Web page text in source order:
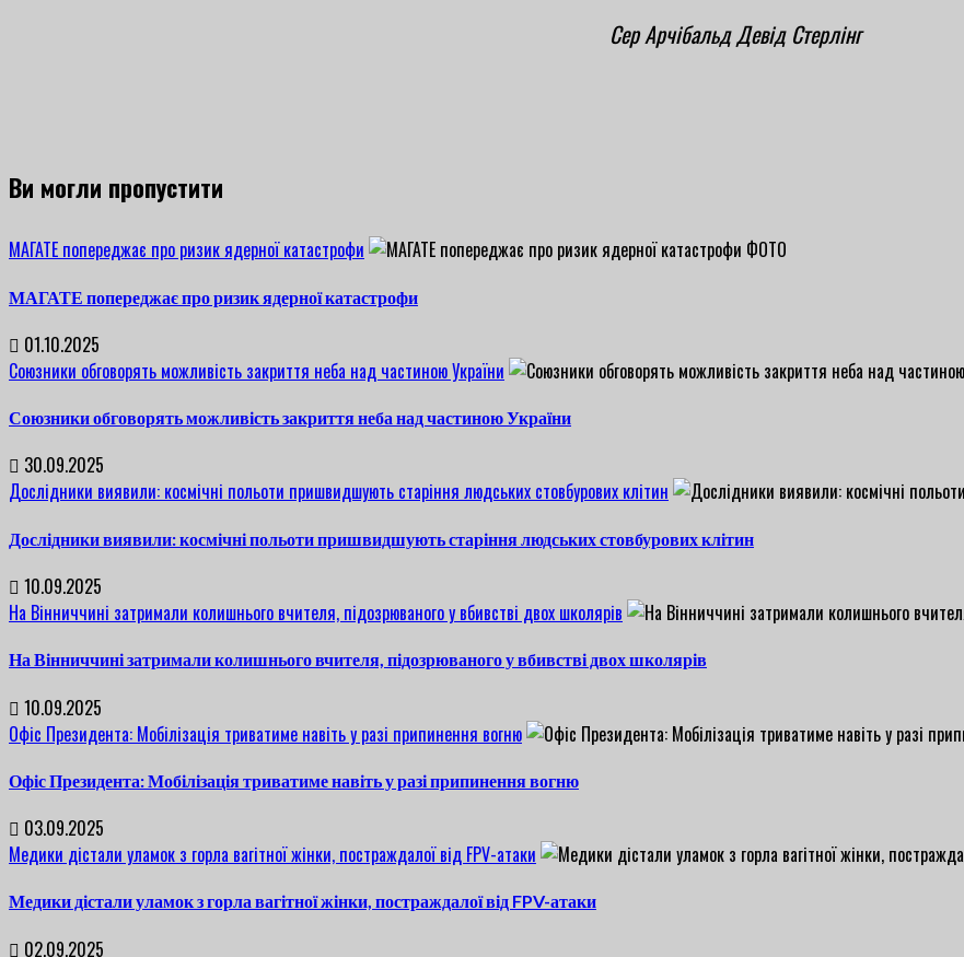
Сер Арчібальд Девід Стерлінг
Ви могли пропустити
МАГАТЕ попереджає про ризик ядерної катастрофи
МАГАТЕ попереджає про ризик ядерної катастрофи
01.10.2025
Союзники обговорять можливість закриття неба над частиною України
Союзники обговорять можливість закриття неба над частиною України
30.09.2025
Дослідники виявили: космічні польоти пришвидшують старіння людських стовбурових клітин
Дослідники виявили: космічні польоти пришвидшують старіння людських стовбурових клітин
10.09.2025
На Вінниччині затримали колишнього вчителя, підозрюваного у вбивстві двох школярів
На Вінниччині затримали колишнього вчителя, підозрюваного у вбивстві двох школярів
10.09.2025
Офіс Президента: Мобілізація триватиме навіть у разі припинення вогню
Офіс Президента: Мобілізація триватиме навіть у разі припинення вогню
03.09.2025
Медики дістали уламок з горла вагітної жінки, постраждалої від FPV-атаки
Медики дістали уламок з горла вагітної жінки, постраждалої від FPV-атаки
02.09.2025